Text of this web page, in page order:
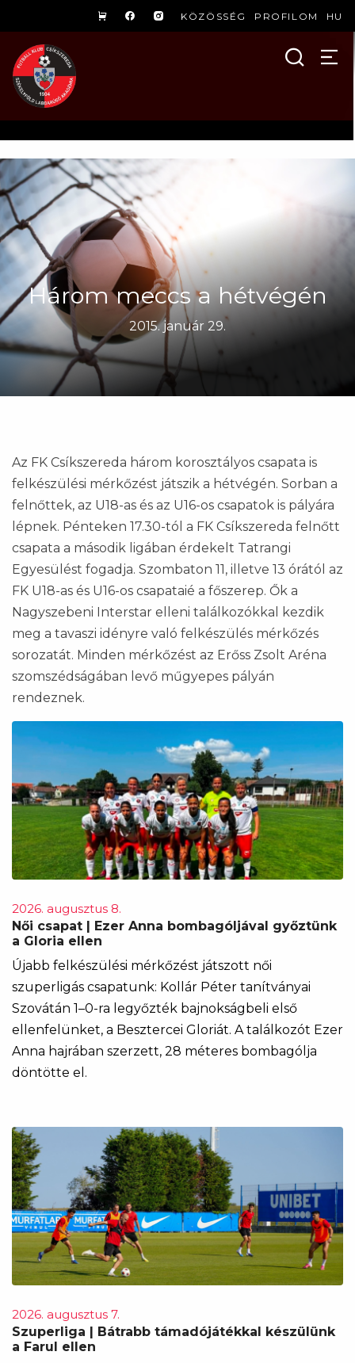
KÖZÖSSÉG PROFILOM HU
Három meccs a hétvégén
2015. január 29.
Az FK Csíkszereda három korosztályos csapata is
felkészülési mérkőzést játszik a hétvégén. Sorban a
felnőttek, az U18-as és az U16-os csapatok is pályára
lépnek. Pénteken 17.30-tól a FK Csíkszereda felnőtt
csapata a második ligában érdekelt Tatrangi
Egyesülést fogadja. Szombaton 11, illetve 13 órától az
FK U18-as és U16-os csapataié a főszerep. Ők a
Nagyszebeni Interstar elleni találkozókkal kezdik
meg a tavaszi idényre való felkészülés mérkőzés
sorozatát. Minden mérkőzést az Erőss Zsolt Aréna
szomszédságában levő műgyepes pályán
rendeznek.
2026. augusztus 8.
Női csapat | Ezer Anna bombagóljával győztünk
a Gloria ellen
Újabb felkészülési mérkőzést játszott női
szuperligás csapatunk: Kollár Péter tanítványai
Szovátán 1–0-ra legyőzték bajnokságbeli első
ellenfelünket, a Besztercei Gloriát. A találkozót Ezer
Anna hajrában szerzett, 28 méteres bombagólja
döntötte el.
2026. augusztus 7.
Szuperliga | Bátrabb támadójátékkal készülünk
a Farul ellen